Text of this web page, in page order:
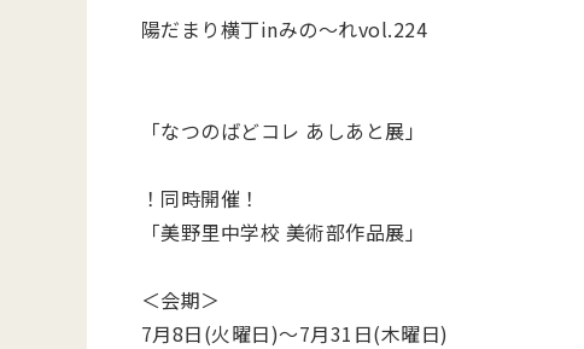
陽だまり横丁inみの～れvol.224
「なつのばどコレ あしあと展」
！同時開催！
「美野里中学校 美術部作品展」
＜会期＞
7月8日(火曜日)～7月31日(木曜日)